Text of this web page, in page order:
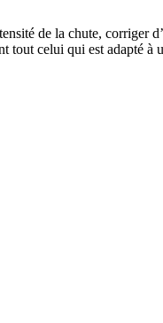
de la chute, corriger
tout celui qui est adapté à